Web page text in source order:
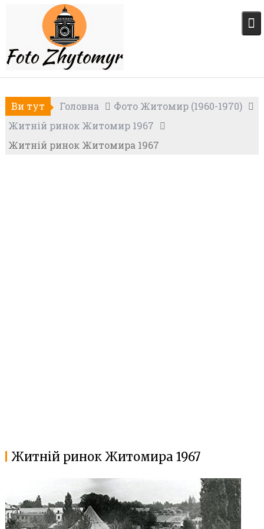
Ви тут Головна
Фото Житомир (1960-1970)
Житній ринок Житомир 1967
Житній ринок Житомира 1967
Житній ринок Житомира 1967